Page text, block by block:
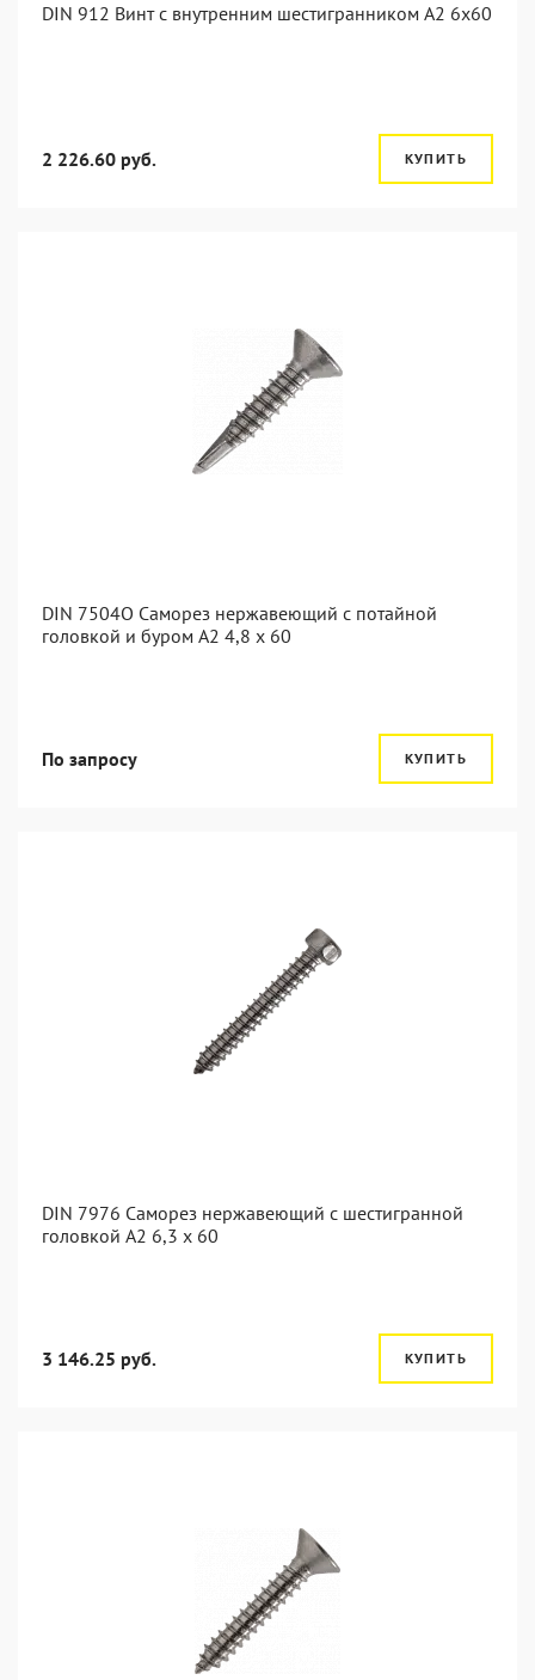
DIN 912 Винт с внутренним шестигранником А2 6х60
2 226.60 руб. КУПИТЬ
DIN 7504O Саморез нержавеющий с потайной
головкой и буром А2 4,8 x 60
По запросу КУПИТЬ
DIN 7976 Саморез нержавеющий с шестигранной
головкой А2 6,3 x 60
3 146.25 руб. КУПИТЬ